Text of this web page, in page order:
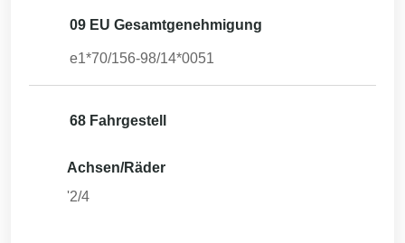
09 EU Gesamtgenehmigung
e1*70/156-98/14*0051
68 Fahrgestell
Achsen/Räder
'2/4